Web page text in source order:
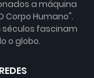
a máquina
Corpo Humano".
séculos fascinam
o globo.